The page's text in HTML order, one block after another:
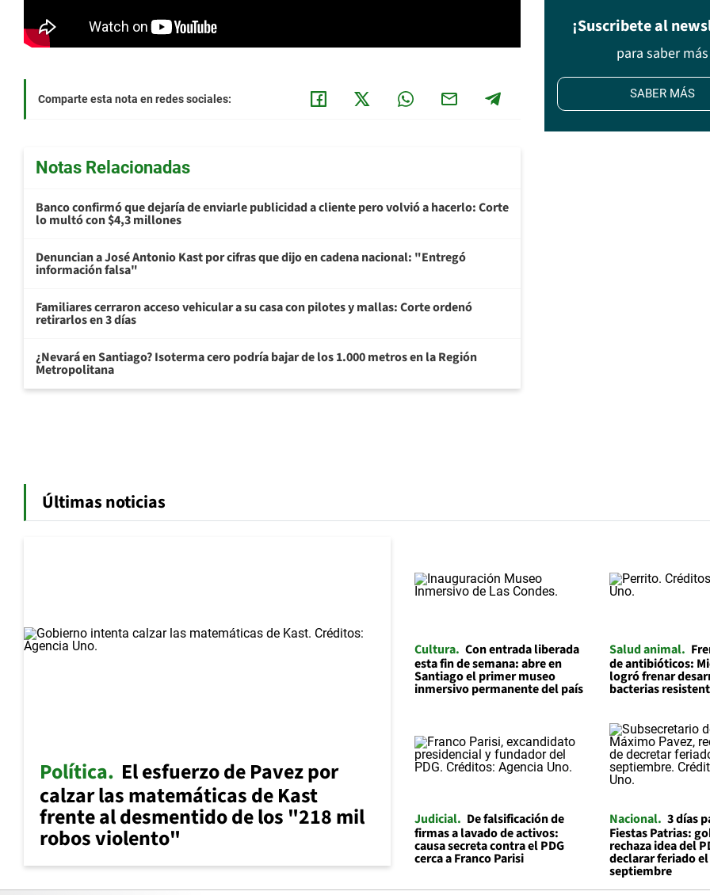
Comparte esta nota en redes sociales:
Notas Relacionadas
Banco confirmó que dejaría de enviarle publicidad a cliente pero volvió a hacerlo: Corte
lo multó con $4,3 millones
Denuncian a José Antonio Kast por cifras que dijo en cadena nacional: "Entregó
información falsa"
Familiares cerraron acceso vehicular a su casa con pilotes y mallas: Corte ordenó
retirarlos en 3 días
¿Nevará en Santiago? Isoterma cero podría bajar de los 1.000 metros en la Región
Metropolitana
¡Suscribete al
para saber más
SABER MÁS
Últimas noticias
Política El esfuerzo de Pavez por
calzar las matemáticas de Kast
frente al desmentido de los "218 mil
robos violento"
Cultura Con entrada liberada
esta fin de semana: abre en
Santiago el primer museo
inmersivo permanente del país
Salud animal
de antibióticos:
logró frenar
bacterias
Judicial
De falsificación de
firmas a lavado de activos:
causa secreta contra el PDG
cerca a Franco Parisi
Nacional 3 días
Fiestas Patrias:
rechaza idea del
declarar feriado el
septiembre